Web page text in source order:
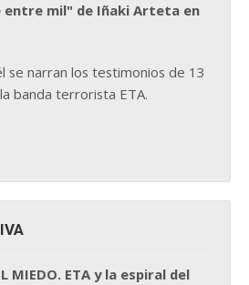
entre mil" de Iñaki Arteta en
se narran los testimonios de 13
banda terrorista ETA.
MIEDO. ETA y la espiral del